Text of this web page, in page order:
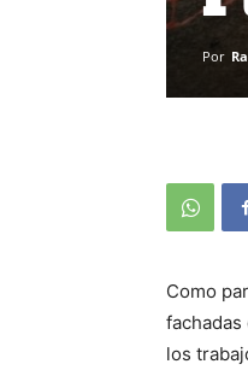
Por
Como
los